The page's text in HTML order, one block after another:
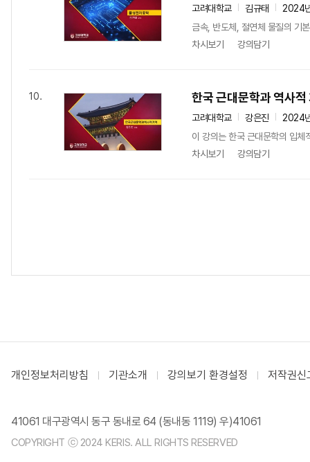
고려대학교 김규태
2024
금속, 반도체, 절연체 물질의 기
차시보기
강의담기
10. 한국 근대문학과 역사적
고려대학교 강은진
2024
이 강의는 한국 근대문학의 입체
차시보기
강의담기
개인정보처리방침 기관소개 강의보기 환경설정 저작권신
41061 대구광역시 동구 동내로 64 (동내동 1119) 우)41061
COPYRIGHT ⓒ 2024 KERIS. ALL RIGHTS RESERVED